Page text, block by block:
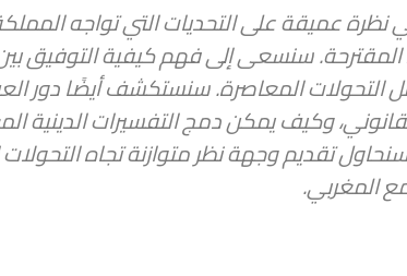
عميقة على التحديات التي تواجه
المقترحة. سنسعى إلى فهم كيفية التوفيق
التحولات المعاصرة. سنستكشف أيضًا دور
وكيف يمكن دمج التفسيرات الدينية
تقديم وجهة نظر متوازنة تجاه
المغربي.